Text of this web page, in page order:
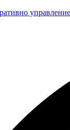
управление